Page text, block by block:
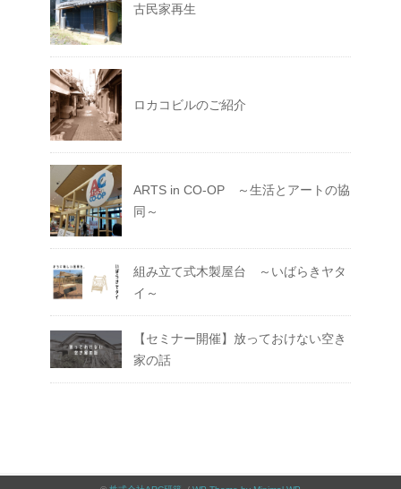
古民家再生
ロカコビルのご紹介
ARTS in CO-OP ～生活とアートの協
同～
組み立て式木製屋台 ～いばらきヤタ
イ～
【セミナー開催】放っておけない空き
家の話